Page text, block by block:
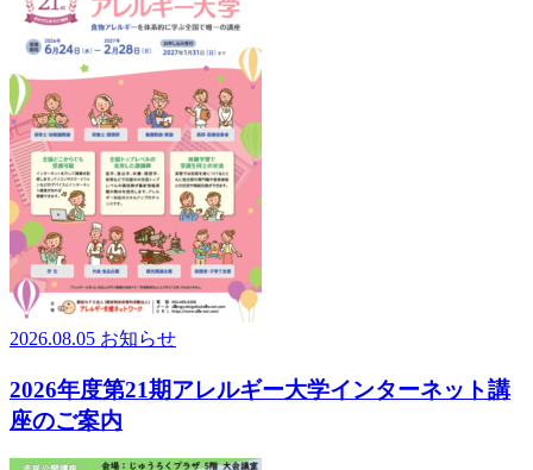
2026.08.05 お知らせ
2026年度第21期アレルギー大学インターネット講
座のご案内